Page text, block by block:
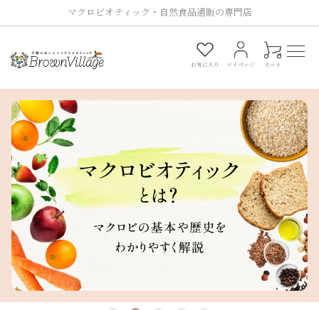
マクロビオティック・自然食品通販の専門店
お気に入り マイページ カート
0